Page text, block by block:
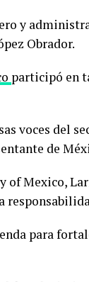
y
Obrador.
participó en
voces del
de
of Mexico,
para